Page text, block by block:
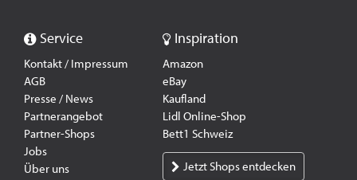
Service
Kontakt / Impressum
AGB
Presse / News
Partnerangebot
Partner-Shops
Jobs
Über uns
Inspiration
Amazon
eBay
Kaufland
Lidl Online-Shop
Bett1 Schweiz
Jetzt Shops entdecken